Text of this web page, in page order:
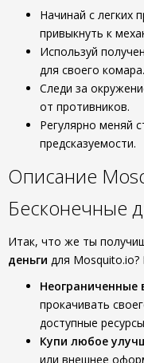
Начинай с легких
привыкнуть к
Используй
для своего комара.
Следи за
от противников.
Регулярно меняй
предсказуемости.
Описание
Бесконечные
Итак, что же ты
деньги для
Неограниченные
прокачивать
доступные
Купи любое
или внешнее